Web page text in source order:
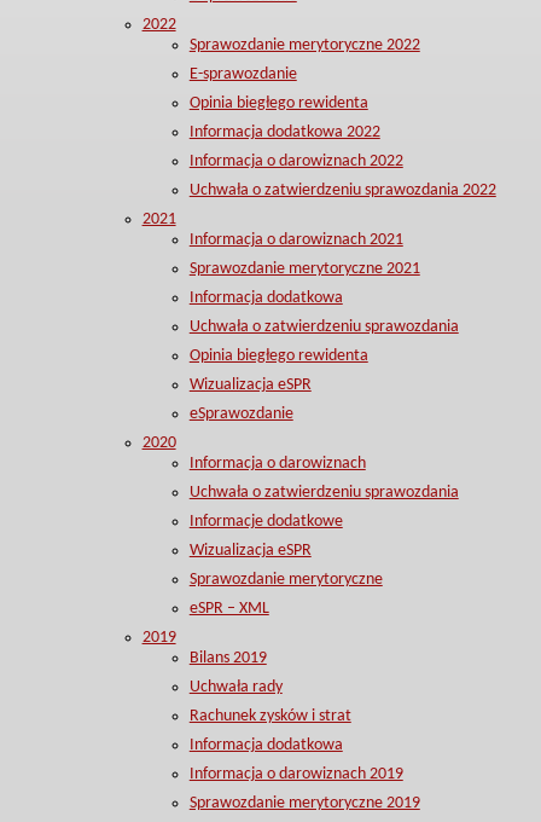
2022
Sprawozdanie merytoryczne 2022
E-sprawozdanie
Opinia biegłego rewidenta
Informacja dodatkowa 2022
Informacja o darowiznach 2022
Uchwała o zatwierdzeniu sprawozdania 2022
2021
Informacja o darowiznach 2021
Sprawozdanie merytoryczne 2021
Informacja dodatkowa
Uchwała o zatwierdzeniu sprawozdania
Opinia biegłego rewidenta
Wizualizacja eSPR
eSprawozdanie
2020
Informacja o darowiznach
Uchwała o zatwierdzeniu sprawozdania
Informacje dodatkowe
Wizualizacja eSPR
Sprawozdanie merytoryczne
eSPR – XML
2019
Bilans 2019
Uchwała rady
Rachunek zysków i strat
Informacja dodatkowa
Informacja o darowiznach 2019
Sprawozdanie merytoryczne 2019